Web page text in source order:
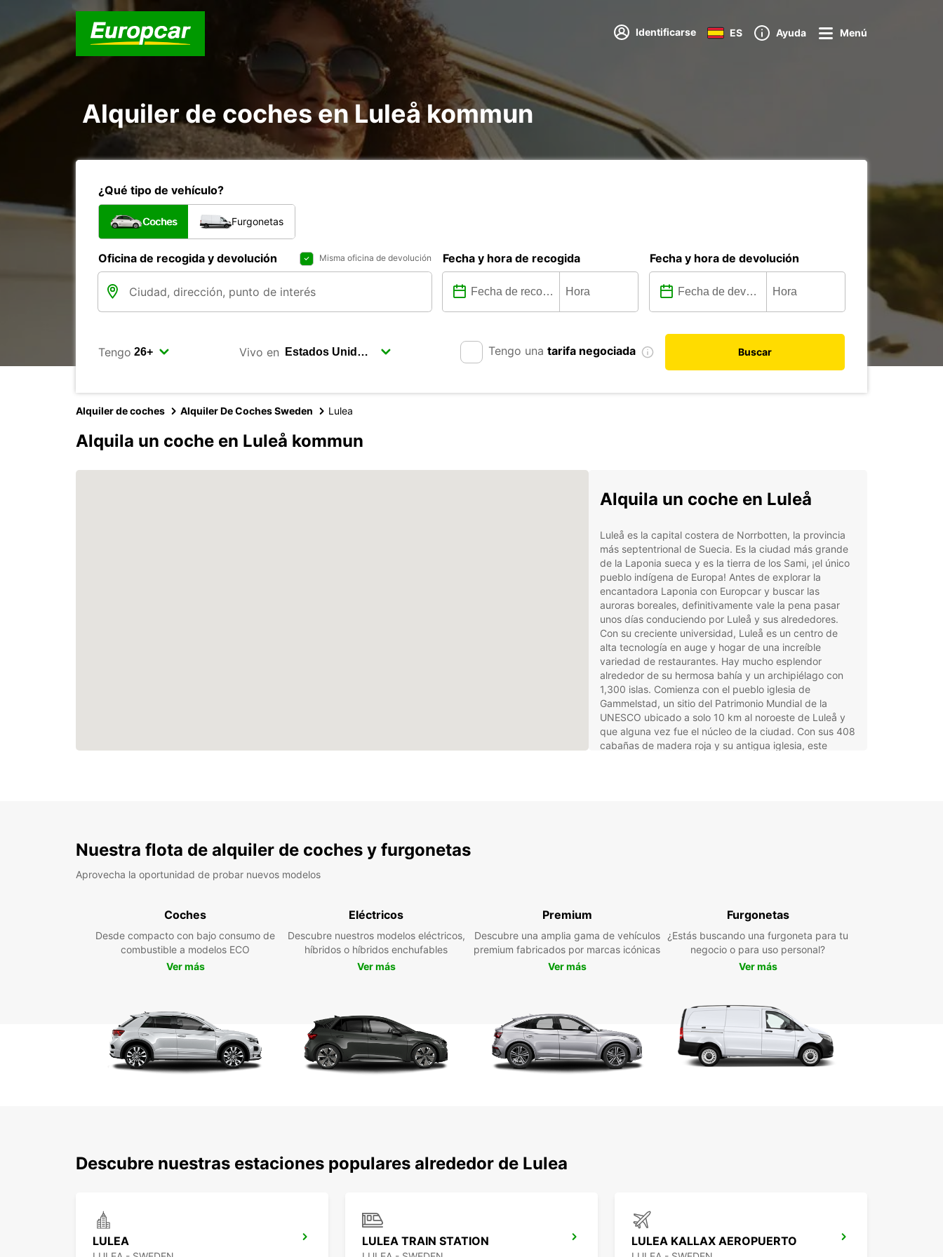
Identificarse ES Ayuda Menú
Alquiler de coches en Luleå kommun
¿Qué tipo de vehículo?
Coches Furgonetas
Oficina de recogida y devolución Misma oficina de devolución Fecha y hora de recogida Fecha y hora de devolución
Tengo Vivo en Tengo una tarifa negociada Buscar
Alquiler de coches Alquiler De Coches Sweden Lulea
Alquila un coche en Luleå kommun
Alquila un coche en Luleå
Luleå es la capital costera de Norrbotten, la provincia
más septentrional de Suecia. Es la ciudad más grande
de la Laponia sueca y es la tierra de los Sami, ¡el único
pueblo indígena de Europa! Antes de explorar la
encantadora Laponia con Europcar y buscar las
auroras boreales, definitivamente vale la pena pasar
unos días conduciendo por Luleå y sus alrededores.
Con su creciente universidad, Luleå es un centro de
alta tecnología en auge y hogar de una increíble
variedad de restaurantes. Hay mucho esplendor
alrededor de su hermosa bahía y un archipiélago con
1,300 islas. Comienza con el pueblo iglesia de
Gammelstad, un sitio del Patrimonio Mundial de la
UNESCO ubicado a solo 10 km al noroeste de Luleå y
que alguna vez fue el núcleo de la ciudad. Con sus 408
cabañas de madera roja y su antigua iglesia, este
La experiencia de alquiler con
Europcar en Luleå
km al sureste de la ciudad.
Elige siempre la estación y el coche de Europcar que
mejor se adapten a tus necesidades, ya sea que estés
de vacaciones en familia, en un viaje por carretera con
amigos o en un viaje en solitario. En nuestras estaciones
Conducir en Luleå
Conducir por Luleå y la Laponia sueca es la manera
Nuestra flota de alquiler de coches y furgonetas
Aprovecha la oportunidad de probar nuevos modelos
Coches
Desde compacto con bajo consumo de
combustible a modelos ECO
Ver más
Eléctricos
Descubre nuestros modelos eléctricos,
híbridos o híbridos enchufables
Ver más
Premium
Descubre una amplia gama de vehículos
premium fabricados por marcas icónicas
Ver más
Furgonetas
¿Estás buscando una furgoneta para tu
negocio o para uso personal?
Ver más
Descubre nuestras estaciones populares alrededor de Lulea
LULEA LULEA TRAIN STATION LULEA KALLAX AEROPUERTO